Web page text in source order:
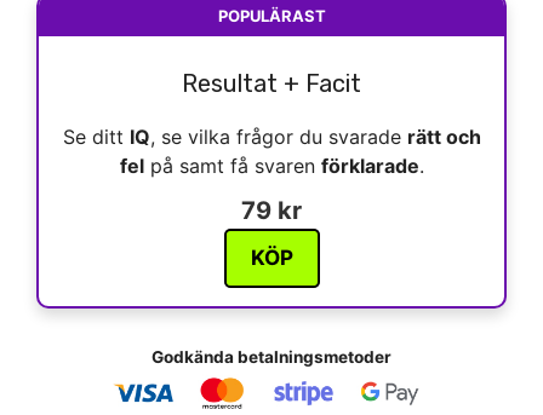
POPULÄRAST
Resultat + Facit
Se ditt IQ, se vilka frågor du svarade rätt och
felpå samt få svaren förklarade.
79 kr
KÖP
Godkända betalningsmetoder